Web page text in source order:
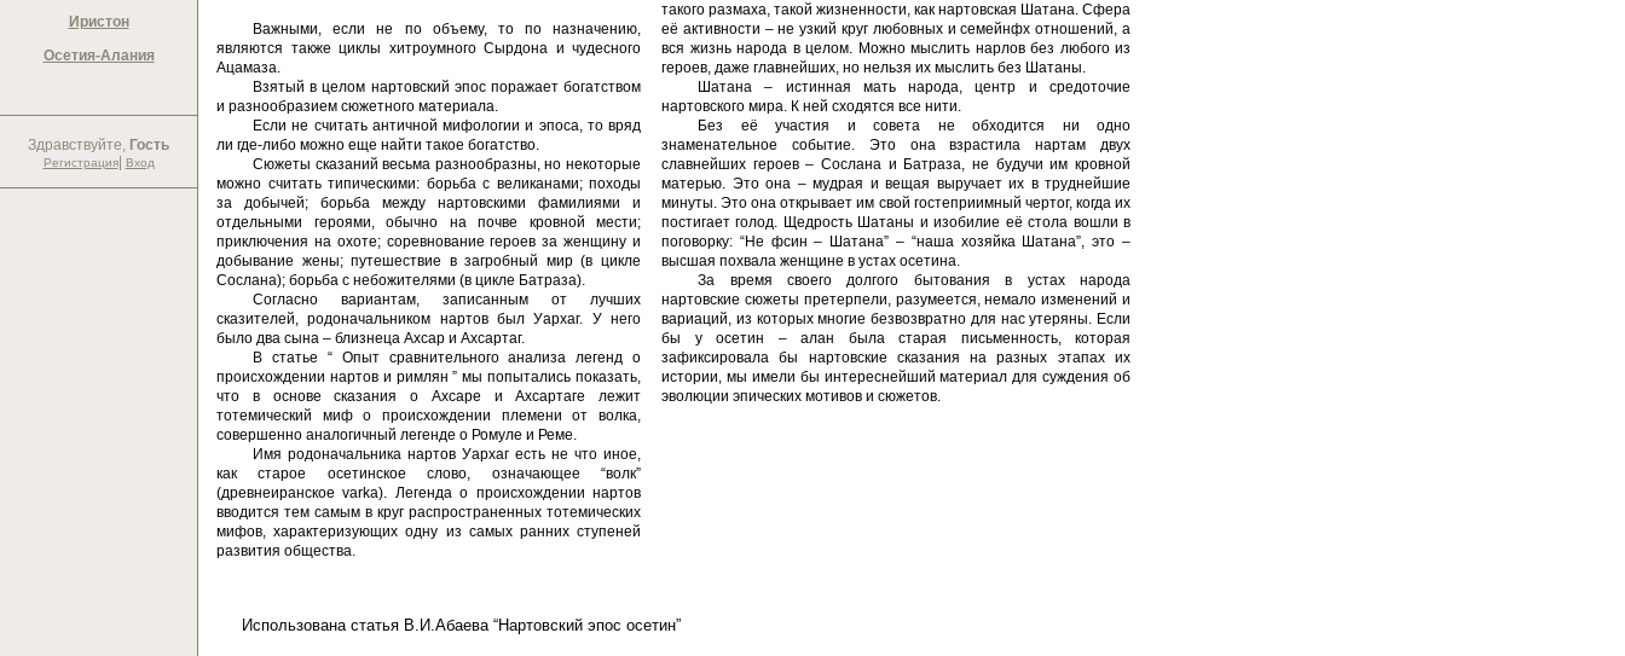
Иристон
Осетия-Алания
Здравствуйте, Гость
Регистрация| Вход
Важными, если не по объему, то по назначению,
являются также циклы хитроумного Сырдона и чудесного
Ацамаза.
Взятый в целом нартовский эпос поражает богатством
и разнообразием сюжетного материала.
Если не считать античной мифологии и эпоса, то вряд
ли где-либо можно еще найти такое богатство.
Сюжеты сказаний весьма разнообразны, но некоторые
можно считать типическими: борьба с великанами; походы
за добычей; борьба между нартовскими фамилиями и
отдельными героями, обычно на почве кровной мести;
приключения на охоте; соревнование героев за женщину и
добывание жены; путешествие в загробный мир (в цикле
Сослана); борьба с небожителями (в цикле Батраза).
Согласно вариантам, записанным от лучших
сказителей, родоначальником нартов был Уархаг. У него
было два сына – близнеца Ахсар и Ахсартаг.
В статье “ Опыт сравнительного анализа легенд о
происхождении нартов и римлян ” мы попытались показать,
что в основе сказания о Ахсаре и Ахсартаге лежит
тотемический миф о происхождении племени от волка,
совершенно аналогичный легенде о Ромуле и Реме.
Имя родоначальника нартов Уархаг есть не что иное,
как старое осетинское слово, означающее “волк”
(древнеиранское varka). Легенда о происхождении нартов
вводится тем самым в круг распространенных тотемических
мифов, характеризующих одну из самых ранних ступеней
развития общества.
такого размаха, такой жизненности, как нартовская Шатана. Сфера
её активности – не узкий круг любовных и семейнфх отношений, а
вся жизнь народа в целом. Можно мыслить нарлов без любого из
героев, даже главнейших, но нельзя их мыслить без Шатаны.
Шатана – истинная мать народа, центр и средоточие
нартовского мира. К ней сходятся все нити.
Без её участия и совета не обходится ни одно
знаменательное событие. Это она взрастила нартам двух
славнейших героев – Сослана и Батраза, не будучи им кровной
матерью. Это она – мудрая и вещая выручает их в труднейшие
минуты. Это она открывает им свой гостеприимный чертог, когда их
постигает голод. Щедрость Шатаны и изобилие её стола вошли в
поговорку: “Не фсин – Шатана” – “наша хозяйка Шатана”, это –
высшая похвала женщине в устах осетина.
За время своего долгого бытования в устах народа
нартовские сюжеты претерпели, разумеется, немало изменений и
вариаций, из которых многие безвозвратно для нас утеряны. Если
бы у осетин – алан была старая письменность, которая
зафиксировала бы нартовские сказания на разных этапах их
истории, мы имели бы интереснейший материал для суждения об
эволюции эпических мотивов и сюжетов.
Использована статья В.И.Абаева “Нартовский эпос осетин”